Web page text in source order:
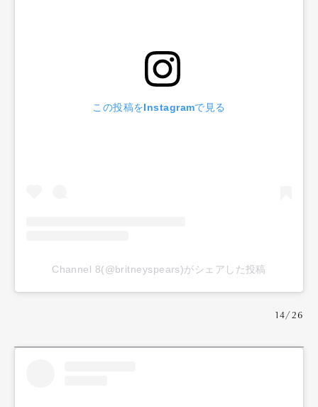
この投稿をInstagramで見る
Channel 8(@britneyspears)がシェアした投稿
14/26